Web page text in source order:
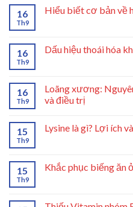
16
Th9
Hiểu biết cơ bản về
16
Th9
Dấu hiệu thoái hóa
16
Th9
Loãng xương:
và điều trị
15
Th9
Lysine là gì? Lợi ích
15
Th9
Khắc phục biếng ăn